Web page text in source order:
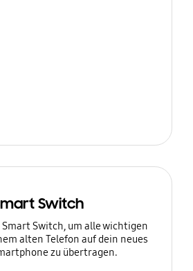
Switch
Smart Switch, um alle wichtigen
alten Telefon auf dein neues
zu übertragen.